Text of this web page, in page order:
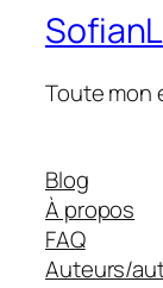
Toute mon
Blog
À propos
FAQ
Auteurs/